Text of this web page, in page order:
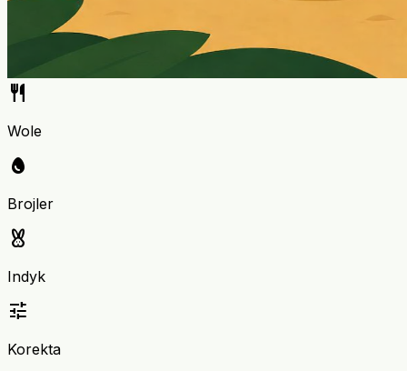
restaurant
Wole
egg
Brojler
cruelty_free
Indyk
tune
Korekta